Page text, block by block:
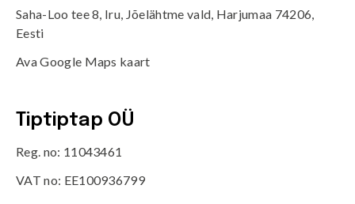
Saha-Loo tee 8, Iru, Jõelähtme vald, Harjumaa 74206,
Eesti
Ava Google Maps kaart
Tiptiptap OÜ
Reg. no: 11043461
VAT no: EE100936799